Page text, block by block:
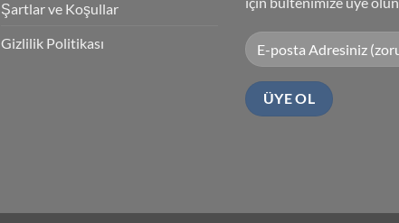
Şartlar ve Koşullar
Gizlilik Politikası